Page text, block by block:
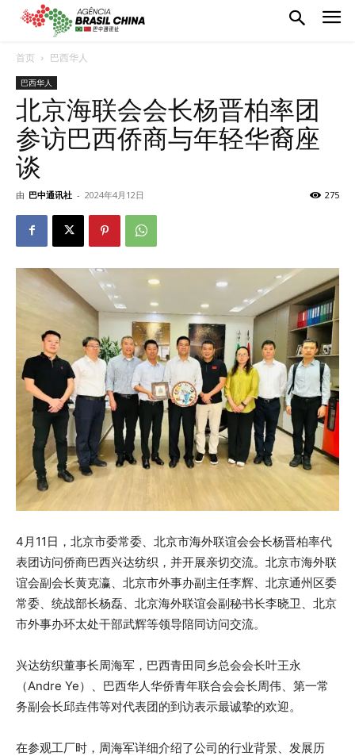
首页 巴西华人
巴西华人
北京海联会会长杨晋柏率团
参访巴西侨商与年轻华裔座
谈
由 巴中通讯社 - 2024年4月12日 275
4月11日，北京市委常委、北京市海外联谊会会长杨晋柏率代
表团访问侨商巴西兴达纺织，并开展亲切交流。北京市海外联
谊会副会长黄克瀛、北京市外事办副主任李辉、北京通州区委
常委、统战部长杨磊、北京海外联谊会副秘书长李晓卫、北京
市外事办环太处干部武辉等领导陪同访问交流。
兴达纺织董事长周海军，巴西青田同乡总会会长叶王永
（Andre Ye）、巴西华人华侨青年联合会会长周伟、第一常
务副会长邱垚伟等对代表团的到访表示最诚挚的欢迎。
在参观工厂时，周海军详细介绍了公司的行业背景、发展历